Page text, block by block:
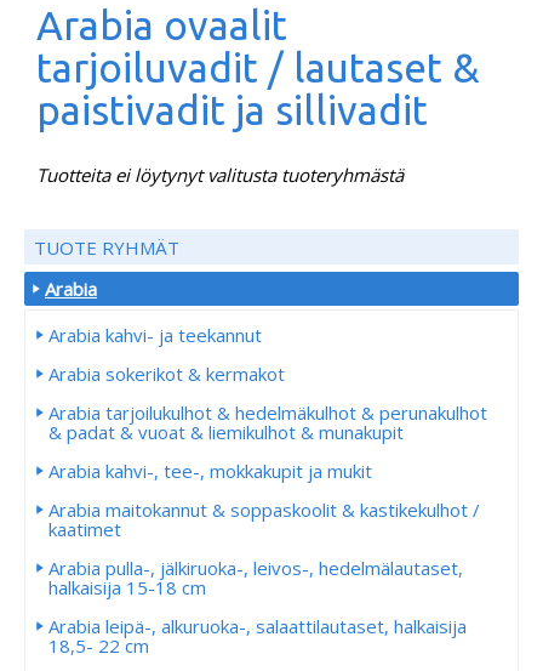
Arabia ovaalit
tarjoiluvadit / lautaset &
paistivadit ja sillivadit
Tuotteita ei löytynyt valitusta tuoteryhmästä
TUOTE RYHMÄT
Arabia
Arabia kahvi- ja teekannut
Arabia sokerikot & kermakot
Arabia tarjoilukulhot & hedelmäkulhot & perunakulhot
& padat & vuoat & liemikulhot & munakupit
Arabia kahvi-, tee-, mokkakupit ja mukit
Arabia maitokannut & soppaskoolit & kastikekulhot /
kaatimet
Arabia pulla-, jälkiruoka-, leivos-, hedelmälautaset,
halkaisija 15-18 cm
Arabia leipä-, alkuruoka-, salaattilautaset, halkaisija
18,5- 22 cm